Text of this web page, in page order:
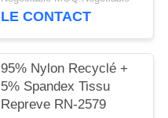
débloquent le potentiel
LE CONTACT
95% Nylon Recyclé +
5% Spandex Tissu
Repreve RN-2579